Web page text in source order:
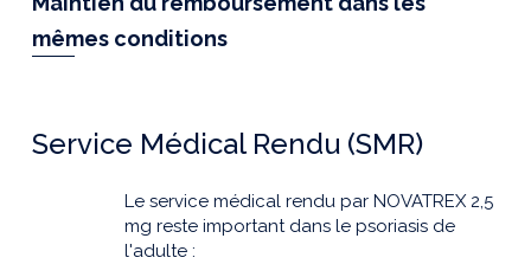
mêmes conditions
Service Médical Rendu (SMR)
Le service médical rendu par NOVATREX 2,5
mg reste important dans le psoriasis de
l'adulte :